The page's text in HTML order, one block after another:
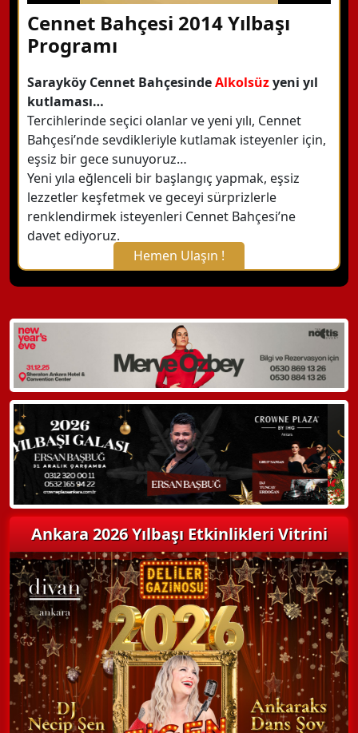
Cennet Bahçesi 2014 Yılbaşı
Programı
Sarayköy Cennet BahçesindeAlkolsüzyeni yıl
kutlaması…
Tercihlerinde seçici olanlar ve yeni yılı, Cennet
Bahçesi’nde sevdikleriyle kutlamak isteyenler için,
eşsiz bir gece sunuyoruz…
Yeni yıla eğlenceli bir başlangıç yapmak, eşsiz
lezzetler keşfetmek ve geceyi sürprizlerle
renklendirmek isteyenleri Cennet Bahçesi’ne
davet ediyoruz.
Hemen Ulaşın !
X Kapat
WhatsApp ile Bilgi Alın
Hemen Arayın
Detaylı Bilgi Alın
Ankara 2026 Yılbaşı Etkinlikleri Vitrini